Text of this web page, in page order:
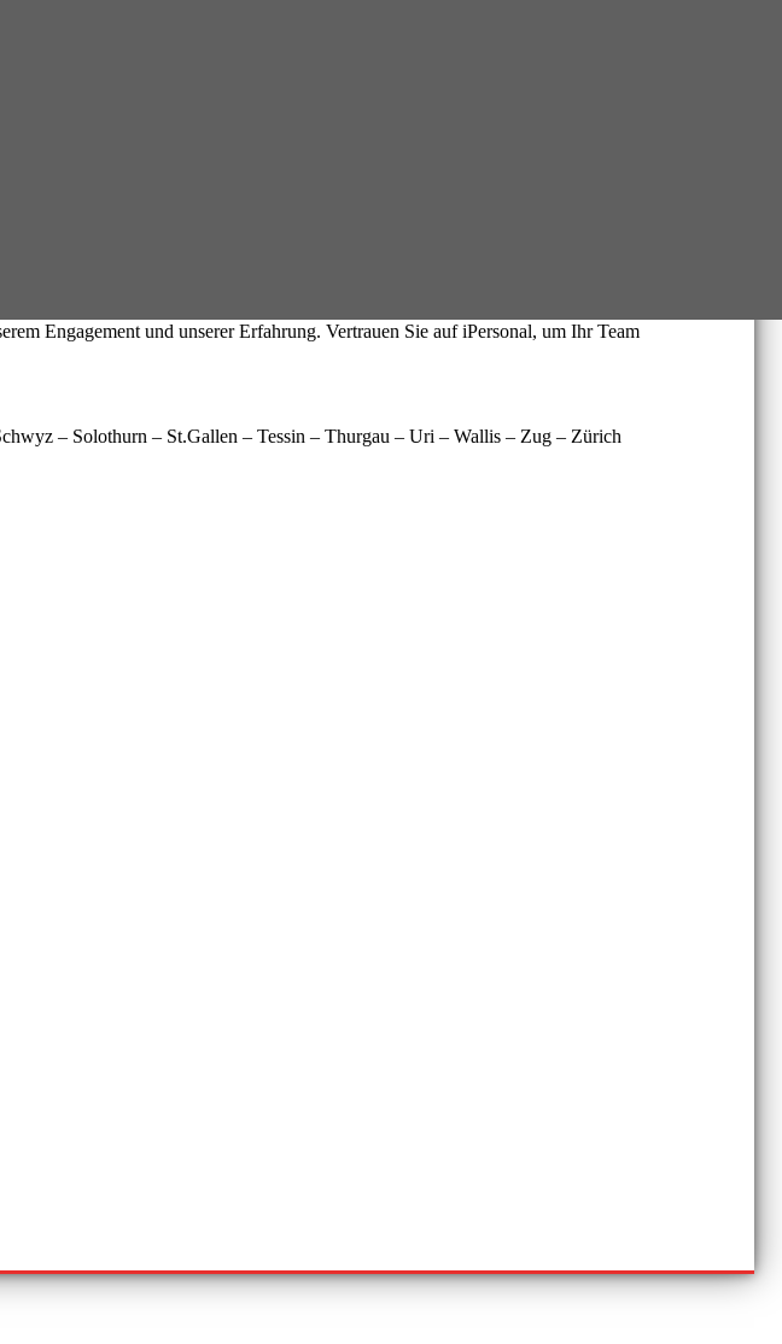
Engagement und unserer Erfahrung. Vertrauen Sie auf iPersonal, um Ihr Team
– Solothurn – St.Gallen – Tessin – Thurgau – Uri – Wallis – Zug – Zürich